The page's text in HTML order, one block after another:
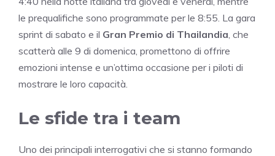
le prequalifiche sono programmate per le 8:55. La gara
sprint di sabato e il Gran Premio di Thailandia , che
scatterà alle 9 di domenica, promettono di offrire
emozioni intense e un’ottima occasione per i piloti di
mostrare le loro capacità.
Le sfide tra i team
Uno dei principali interrogativi che si stanno formando